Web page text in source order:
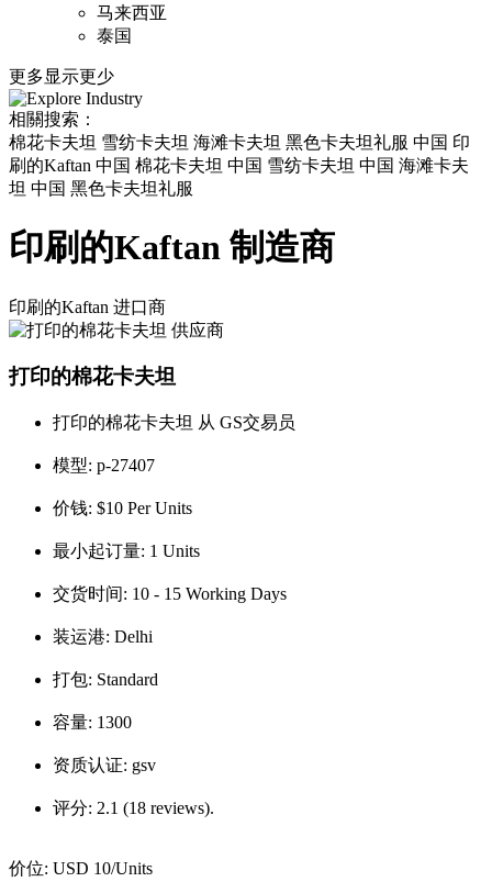
马来西亚
泰国
更多显示更少
相關搜索：
棉花卡夫坦 雪纺卡夫坦 海滩卡夫坦 黑色卡夫坦礼服 中国 印
刷的Kaftan 中国 棉花卡夫坦 中国 雪纺卡夫坦 中国 海滩卡夫
坦 中国 黑色卡夫坦礼服
印刷的Kaftan 制造商
印刷的Kaftan 进口商
打印的棉花卡夫坦
打印的棉花卡夫坦 从 GS交易员
模型: p-27407
价钱: $10 Per Units
最小起订量: 1 Units
交货时间: 10 - 15 Working Days
装运港: Delhi
打包: Standard
容量: 1300
资质认证: gsv
评分: 2.1 (18 reviews).
价位: USD 10/Units